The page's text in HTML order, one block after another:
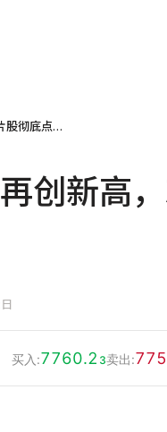
标普500指数、纳指再创新高，芯片股彻底点燃美股行情
创新高
买入:7760.2 3卖出: